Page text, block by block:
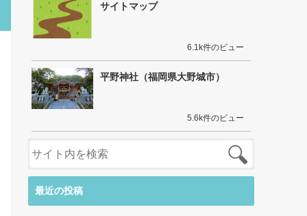
サイトマップ
6.1k件のビュー
平野神社（福岡県大野城市）
5.6k件のビュー
最近の投稿